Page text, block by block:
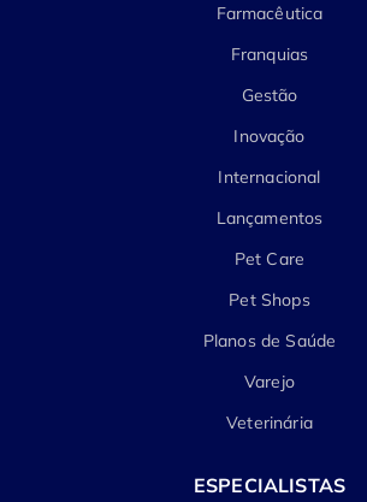
Farmacêutica
Franquias
Gestão
Inovação
Internacional
Lançamentos
Pet Care
Pet Shops
Planos de Saúde
Varejo
Veterinária
ESPECIALISTAS